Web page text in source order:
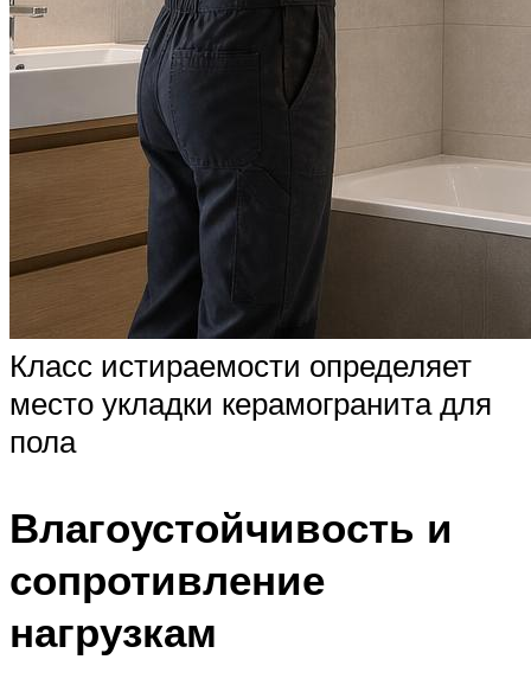
Класс истираемости определяет
место укладки керамогранита для
пола
Влагоустойчивость и
сопротивление
нагрузкам